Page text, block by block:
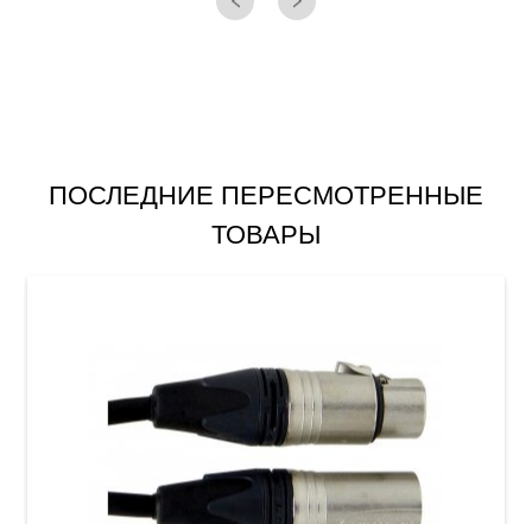
ПОСЛЕДНИЕ ПЕРЕСМОТРЕННЫЕ
ТОВАРЫ